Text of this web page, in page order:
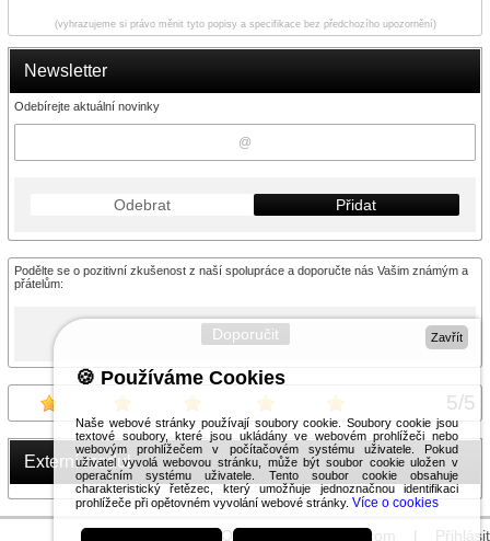
Newsletter
Odebírejte aktuální novinky
Odebrat Přidat
Podělte se o pozitivní zkušenost z naší spolupráce a doporučte nás Vašim známým a
přátelům:
Doporučit
5/5
Externí modul
(vyhrazujeme si právo měnit tyto popisy a specifikace bez předchozího upozornění)
© 2026 WEXBO | www.wexbo.com Přihlásit
Zavřít
🍪 Používáme Cookies
Naše webové stránky používají soubory cookie. Soubory cookie jsou
textové soubory, které jsou ukládány ve webovém prohlížeči nebo
webovým prohlížečem v počítačovém systému uživatele. Pokud
uživatel vyvolá webovou stránku, může být soubor cookie uložen v
operačním systému uživatele. Tento soubor cookie obsahuje
charakteristický řetězec, který umožňuje jednoznačnou identifikaci
prohlížeče při opětovném vyvolání webové stránky.Více o cookies